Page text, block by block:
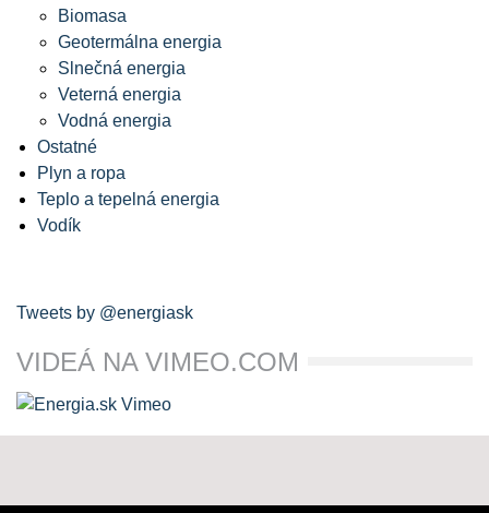
Biomasa
Geotermálna energia
Slnečná energia
Veterná energia
Vodná energia
Ostatné
Plyn a ropa
Teplo a tepelná energia
Vodík
Tweets by @energiask
VIDEÁ NA VIMEO.COM